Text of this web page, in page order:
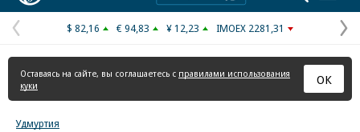
Предыдущая
страница
$ 82,16 € 94,83 ¥ 12,23 IMOEX 2281,31
Оставаясь на сайте, вы соглашаетесь с правилами использования
куки
ОК
Удмуртия